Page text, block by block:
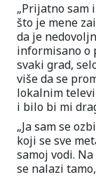
„Prijatno sam
što je mene
da je
informisano o
svaki grad,
više da se
lokalnim
i bilo bi mi
„Ja sam se
koji se sve
samoj vodi.
se nalazi